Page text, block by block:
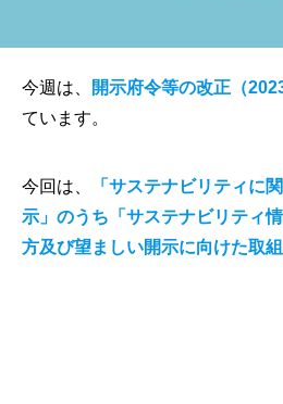
今週は、 開示府令等の改正（
ています。
今回は、
「サステナビリティに
示」のうち「サステナビリティ
方及び望ましい開示に向けた取組